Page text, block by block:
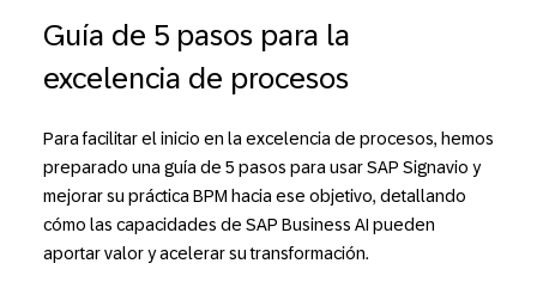
Guía de 5 pasos para la
excelencia de procesos
Para facilitar el inicio en la excelencia de procesos, hemos
preparado una guía de 5 pasos para usar SAP Signavio y
mejorar su práctica BPM hacia ese objetivo, detallando
cómo las capacidades de SAP Business AI pueden
aportar valor y acelerar su transformación.